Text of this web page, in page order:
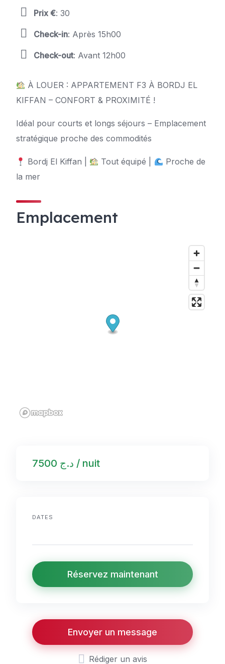
Prix €: 30
Check-in: Après 15h00
Check-out: Avant 12h00
À LOUER : APPARTEMENT F3 À BORDJ EL
KIFFAN – CONFORT & PROXIMITÉ !
Idéal pour courts et longs séjours – Emplacement
stratégique proche des commodités
Bordj El Kiffan | Tout équipé |
Proche de
la mer
Emplacement
د.ج 7500 / nuit
DATES
Réservez maintenant
Envoyer un message
Rédiger un avis